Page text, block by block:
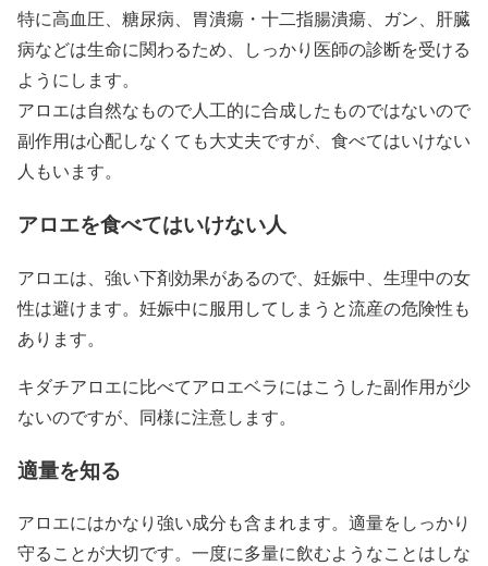
特に高血圧、糖尿病、胃潰瘍・十二指腸潰瘍、ガン、肝臓
病などは生命に関わるため、しっかり医師の診断を受ける
ようにします。
アロエは自然なもので人工的に合成したものではないので
副作用は心配しなくても大丈夫ですが、食べてはいけない
人もいます。
アロエを食べてはいけない人
アロエは、強い下剤効果があるので、妊娠中、生理中の女
性は避けます。妊娠中に服用してしまうと流産の危険性も
あります。
キダチアロエに比べてアロエベラにはこうした副作用が少
ないのですが、同様に注意します。
適量を知る
アロエにはかなり強い成分も含まれます。適量をしっかり
守ることが大切です。一度に多量に飲むようなことはしな